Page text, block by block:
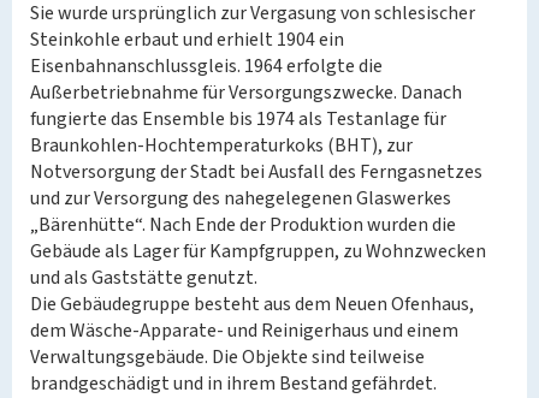
Sie wurde ursprünglich zur Vergasung von schlesischer
Steinkohle erbaut und erhielt 1904 ein
Eisenbahnanschlussgleis. 1964 erfolgte die
Außerbetriebnahme für Versorgungszwecke. Danach
fungierte das Ensemble bis 1974 als Testanlage für
Braunkohlen-Hochtemperaturkoks (BHT), zur
Notversorgung der Stadt bei Ausfall des Ferngasnetzes
und zur Versorgung des nahegelegenen Glaswerkes
„Bärenhütte“. Nach Ende der Produktion wurden die
Gebäude als Lager für Kampfgruppen, zu Wohnzwecken
und als Gaststätte genutzt.
Die Gebäudegruppe besteht aus dem Neuen Ofenhaus,
dem Wäsche-Apparate- und Reinigerhaus und einem
Verwaltungsgebäude. Die Objekte sind teilweise
brandgeschädigt und in ihrem Bestand gefährdet.